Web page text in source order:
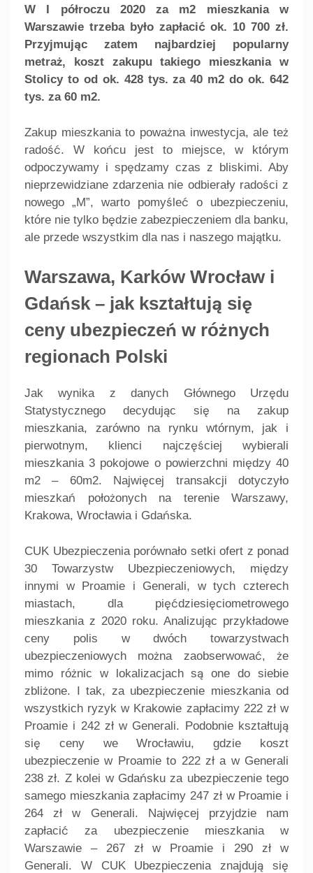
W I półroczu 2020 za m2 mieszkania w
Warszawie trzeba było zapłacić ok. 10 700 zł.
Przyjmując zatem najbardziej popularny
metraż, koszt zakupu takiego mieszkania w
Stolicy to od ok. 428 tys. za 40 m2 do ok. 642
tys. za 60 m2.
Zakup mieszkania to poważna inwestycja, ale też
radość. W końcu jest to miejsce, w którym
odpoczywamy i spędzamy czas z bliskimi. Aby
nieprzewidziane zdarzenia nie odbierały radości z
nowego „M”, warto pomyśleć o ubezpieczeniu,
które nie tylko będzie zabezpieczeniem dla banku,
ale przede wszystkim dla nas i naszego majątku.
Warszawa, Karków Wrocław i
Gdańsk – jak kształtują się
ceny ubezpieczeń w różnych
regionach Polski
Jak wynika z danych Głównego Urzędu
Statystycznego decydując się na zakup
mieszkania, zarówno na rynku wtórnym, jak i
pierwotnym, klienci najczęściej wybierali
mieszkania 3 pokojowe o powierzchni między 40
m2 – 60m2. Najwięcej transakcji dotyczyło
mieszkań położonych na terenie Warszawy,
Krakowa, Wrocławia i Gdańska.
CUK Ubezpieczenia porównało setki ofert z ponad
30 Towarzystw Ubezpieczeniowych, między
innymi w Proamie i Generali, w tych czterech
miastach, dla pięćdziesięciometrowego
mieszkania z 2020 roku. Analizując przykładowe
ceny polis w dwóch towarzystwach
ubezpieczeniowych można zaobserwować, że
mimo różnic w lokalizacjach są one do siebie
zbliżone. I tak, za ubezpieczenie mieszkania od
wszystkich ryzyk w Krakowie zapłacimy 222 zł w
Proamie i 242 zł w Generali. Podobnie kształtują
się ceny we Wrocławiu, gdzie koszt
ubezpieczenie w Proamie to 222 zł a w Generali
238 zł. Z kolei w Gdańsku za ubezpieczenie tego
samego mieszkania zapłacimy 247 zł w Proamie i
264 zł w Generali. Najwięcej przyjdzie nam
zapłacić za ubezpieczenie mieszkania w
Warszawie – 267 zł w Proamie i 290 zł w
Generali. W CUK Ubezpieczenia znajdują się